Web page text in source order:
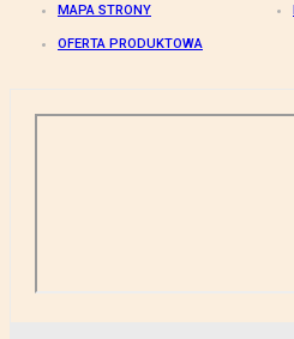
MAPA STRONY
OFERTA PRODUKTOWA